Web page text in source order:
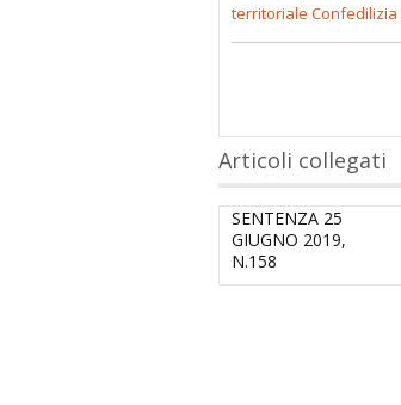
territoriale Confedilizia
Articoli collegati
SENTENZA 25
GIUGNO 2019,
N.158